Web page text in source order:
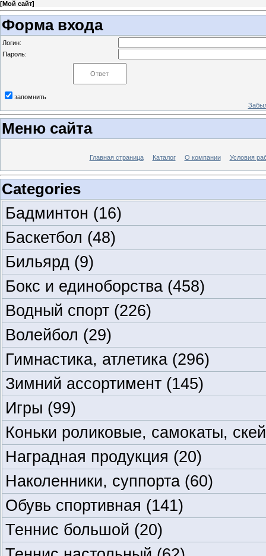
[Мой сайт]
Форма входа
Логин:
Пароль:
запомнить
Меню сайта
Главная страница Каталог О компании Условия
Categories
Бадминтон (16)
Баскетбол (48)
Бильярд (9)
Бокс и единоборства (458)
Водный спорт (226)
Волейбол (29)
Гимнастика, атлетика (296)
Зимний ассортимент (145)
Игры (99)
Коньки роликовые, самокаты,
Наградная продукция (20)
Наколенники, суппорта (60)
Обувь спортивная (141)
Теннис большой (20)